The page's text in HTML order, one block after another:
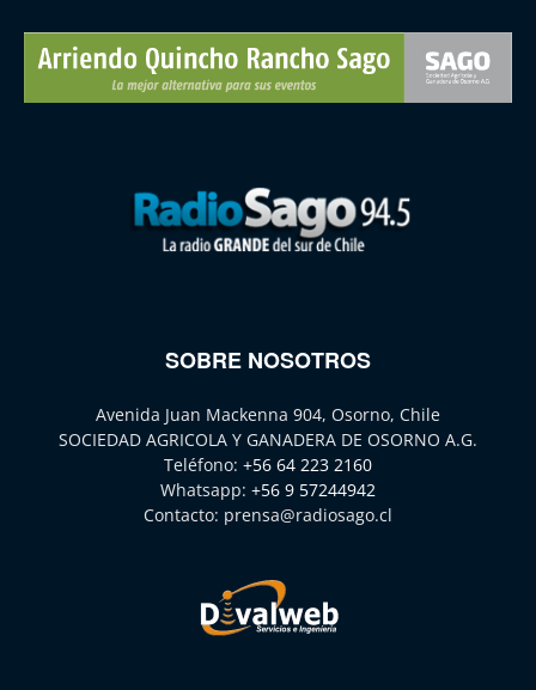
SOBRE NOSOTROS
Avenida Juan Mackenna 904, Osorno, Chile
SOCIEDAD AGRICOLA Y GANADERA DE OSORNO A.G.
Teléfono: +56 64 223 2160
Whatsapp: +56 9 57244942
Contacto: prensa@radiosago.cl